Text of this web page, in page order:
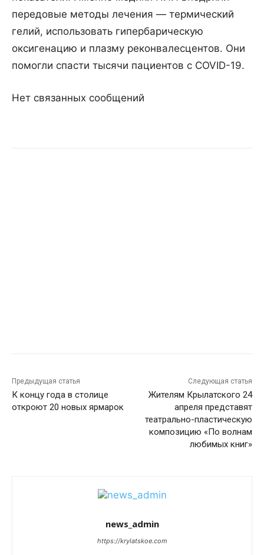
передовые методы лечения — термический
гелий, использовать гипербарическую
оксигенацию и плазму реконвалесцентов. Они
помогли спасти тысячи пациентов с COVID-19.
Нет связанных сообщений
Предыдущая статья
К концу года в столице
откроют 20 новых ярмарок
Следующая статья
Жителям Крылатского 24
апреля представят
театрально-пластическую
композицию «По волнам
любимых книг»
news_admin
https://krylatskoe.com